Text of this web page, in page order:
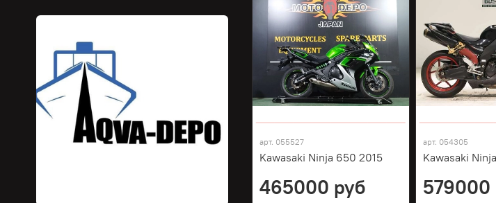
арт. 055527
Kawasaki Ninja 650 2015
465000 руб
арт. 054305
Kawasaki
579000